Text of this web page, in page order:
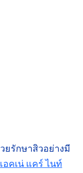
ยรักษาสิวอย่างมี
อคเน่ แคร์ ไนท์